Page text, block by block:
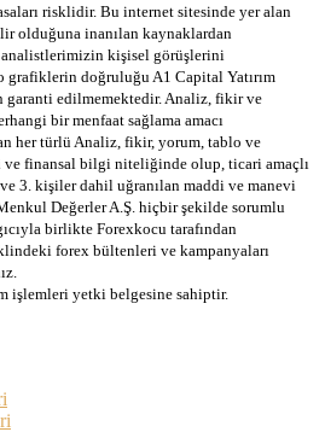
risklidir. Bu internet sitesinde yer alan
olduğuna inanılan kaynaklardan
analistlerimizin kişisel görüşlerini
grafiklerin doğruluğu A1 Capital Yatırım
garanti edilmemektedir. Analiz, fikir ve
bir menfaat sağlama amacı
her türlü Analiz, fikir, yorum, tablo ve
ve finansal bilgi niteliğinde olup, ticari amaçlı
3. kişiler dahil uğranılan maddi ve manevi
Değerler A.Ş. hiçbir şekilde sorumlu
birlikte Forexkocu tarafından
forex bültenleri ve kampanyaları
işlemleri yetki belgesine sahiptir.